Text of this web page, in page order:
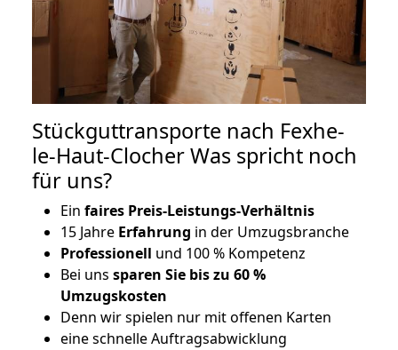
Stückguttransporte nach Fexhe-
le-Haut-Clocher Was spricht noch
für uns?
Ein faires Preis-Leistungs-Verhältnis
15 Jahre Erfahrung in der Umzugsbranche
Professionell und 100 % Kompetenz
Bei uns sparen Sie bis zu 60 %
Umzugskosten
Denn wir spielen nur mit offenen Karten
eine schnelle Auftragsabwicklung